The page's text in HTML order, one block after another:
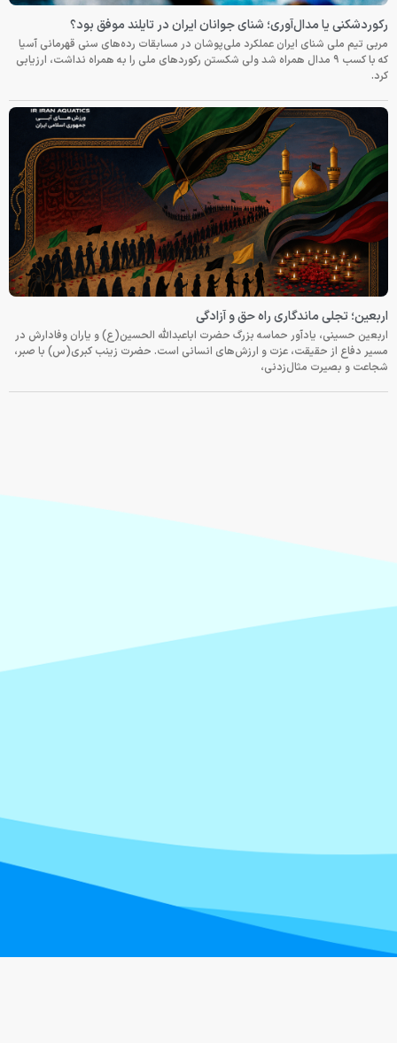
رکوردشکنی یا مدال‌آوری؛ شنای جوانان ایران در تایلند موفق بود؟
مربی تیم ملی شنای ایران عملکرد ملی‌پوشان در مسابقات رده‌های سنی قهرمانی آسیا
که با کسب ۹ مدال همراه شد ولی شکستن رکوردهای ملی را به همراه نداشت، ارزیابی
کرد.
اربعین؛ تجلی ماندگاری راه حق و آزادگی
اربعین حسینی، یادآور حماسه بزرگ حضرت اباعبدالله الحسین(ع) و یاران وفادارش در
مسیر دفاع از حقیقت، عزت و ارزش‌های انسانی است. حضرت زینب کبری(س) با صبر،
شجاعت و بصیرت مثال‌زدنی،